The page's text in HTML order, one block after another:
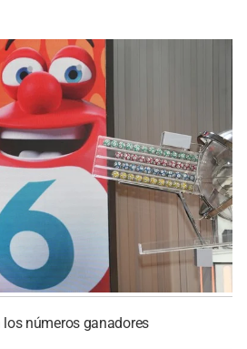
números ganadores